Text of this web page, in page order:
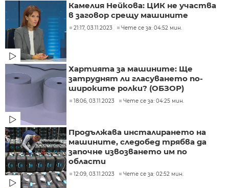
Камелия Нейкова: ЦИК не участва
в заговор срещу машините
21:17, 03.11.2023 Чете се за: 04:52 мин.
Хартията за машините: Ще
затруднят ли гласуването по-
широките ролки? (ОБЗОР)
18:06, 03.11.2023 Чете се за: 04:25 мин.
Продължава инсталирането на
машините, следобед трябва да
започне извозването им по
области
12:09, 03.11.2023 Чете се за: 02:52 мин.